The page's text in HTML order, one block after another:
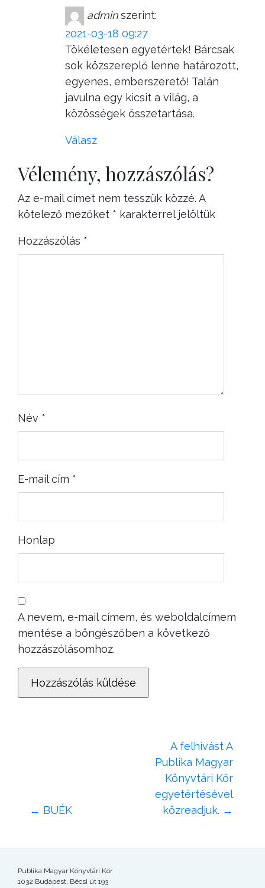
admin szerint:
2021-03-18 09:27
Tökéletesen egyetértek! Bárcsak
sok közszereplő lenne határozott,
egyenes, emberszerető! Talán
javulna egy kicsit a világ, a
közösségek összetartása.
Válasz
Vélemény, hozzászólás?
Az e-mail címet nem tesszük közzé. A
kötelező mezőket * karakterrel jelöltük
Hozzászólás *
Név *
E-mail cím *
Honlap
A nevem, e-mail címem, és weboldalcímem
mentése a böngészőben a következő
hozzászólásomhoz.
← BUÉK
A felhívást A
Publika Magyar
Könyvtári Kör
egyetértésével
közreadjuk. →
Publika Magyar Könyvtári Kör
1032 Budapest, Bécsi út 193